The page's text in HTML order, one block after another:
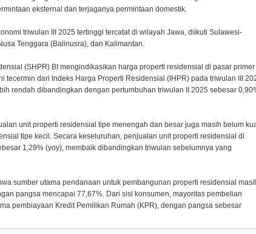
eksternal dan terjaganya permintaan domestik.
triwulan III 2025 tertinggi tercatat di wilayah Jawa, diikuti Sulawesi-
Tenggara (Balinusra), dan Kalimantan.
(SHPR) BI mengindikasikan harga properti residensial di pasar primer
tecermin dari Indeks Harga Properti Residensial (IHPR) pada triwulan III
rendah dibandingkan dengan pertumbuhan triwulan II 2025 sebesar
unit properti residensial tipe menengah dan besar juga masih belum
tipe kecil. Secara keseluruhan, penjualan unit properti residensial di
1,29% (yoy), membaik dibandingkan triwulan sebelumnya yang
sumber utama pendanaan untuk pembangunan properti residensial
pangsa mencapai 77,67%. Dari sisi konsumen, mayoritas pembelian
pembiayaan Kredit Pemilikan Rumah (KPR), dengan pangsa sebesar